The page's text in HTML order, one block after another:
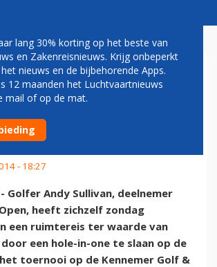
ONE RUIMTEREIS
OPGEËIST DOOR
- 18:27
- Golfer Andy Sullivan, deelnemer
heeft zichzelf zondag
een ruimtereis ter waarde van
een hole-in-one te slaan op de
toernooi op de Kennemer Golf &
lang 30% korting op het beste van
en Zakenreisnieuws. Krijg onbeperkt
nieuws en de bijbehorende Apps.
12 maanden het Luchtvaartnieuws
mail of op de mat.